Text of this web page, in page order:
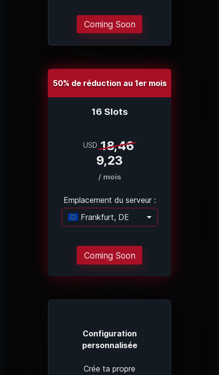
Coming Soon
50% de réduction au 1er mois
16 Slots
USD 18,46
9,23
/ mois
Emplacement du serveur :
Frankfurt, DE
Chargement..
Coming Soon
Configuration
personnalisée
Crée ta propre